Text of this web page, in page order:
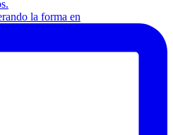
la forma en